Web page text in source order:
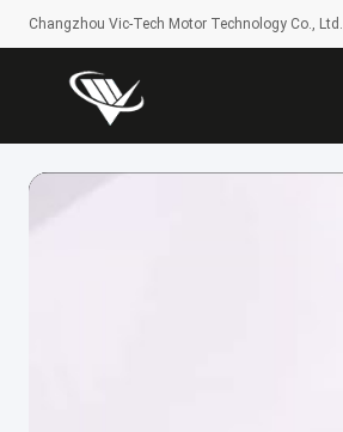
Changzhou Vic-Tech Motor Technology Co., Ltd.